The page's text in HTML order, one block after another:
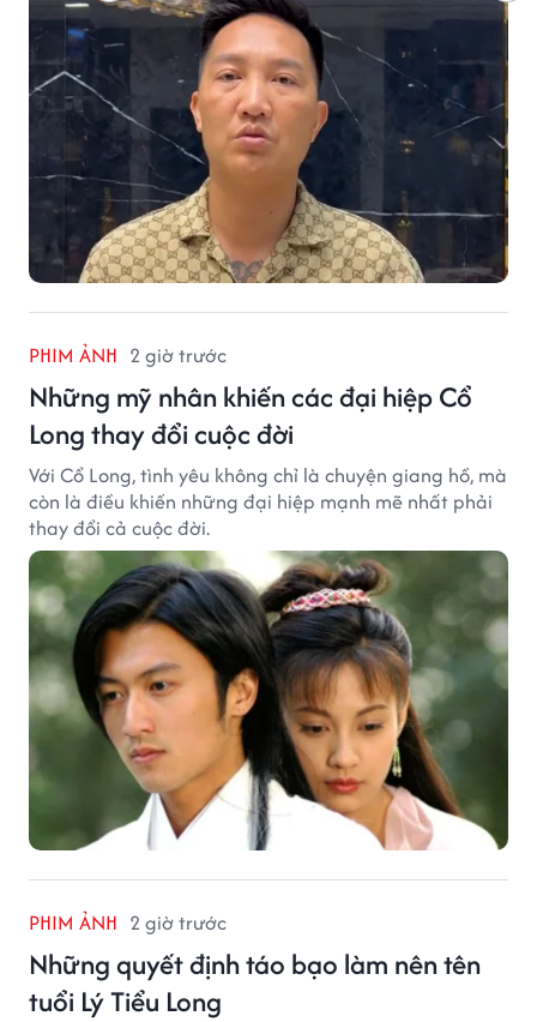
PHIM ẢNH 2 giờ trước
Những mỹ nhân khiến các đại hiệp Cổ
Long thay đổi cuộc đời
Với Cổ Long, tình yêu không chỉ là chuyện giang hồ, mà
còn là điều khiến những đại hiệp mạnh mẽ nhất phải
thay đổi cả cuộc đời.
PHIM ẢNH 2 giờ trước
Những quyết định táo bạo làm nên tên
tuổi Lý Tiểu Long